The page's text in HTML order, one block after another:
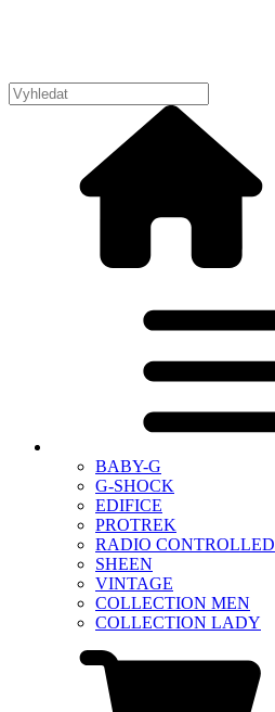
BABY-G
G-SHOCK
EDIFICE
PROTREK
RADIO CONTROLLED
SHEEN
VINTAGE
COLLECTION MEN
COLLECTION LADY